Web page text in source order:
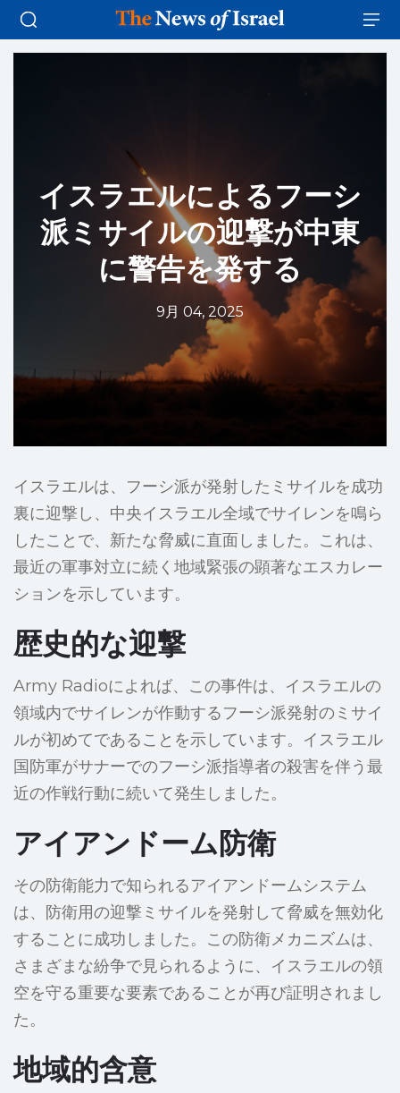
イスラエルによるフーシ
派ミサイルの迎撃が中東
に警告を発する
9月 04, 2025
イスラエルは、フーシ派が発射したミサイルを成功
裏に迎撃し、中央イスラエル全域でサイレンを鳴ら
したことで、新たな脅威に直面しました。これは、
最近の軍事対立に続く地域緊張の顕著なエスカレー
ションを示しています。
歴史的な迎撃
Army Radioによれば、この事件は、イスラエルの
領域内でサイレンが作動するフーシ派発射のミサイ
ルが初めてであることを示しています。イスラエル
国防軍がサナーでのフーシ派指導者の殺害を伴う最
近の作戦行動に続いて発生しました。
アイアンドーム防衛
その防衛能力で知られるアイアンドームシステム
は、防衛用の迎撃ミサイルを発射して脅威を無効化
することに成功しました。この防衛メカニズムは、
さまざまな紛争で見られるように、イスラエルの領
空を守る重要な要素であることが再び証明されまし
た。
地域的含意